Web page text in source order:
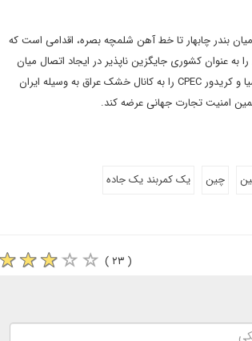
بندر چابهار تا خط آهن شلمچه بصره، اقدامی است که
به عنوان کشوری جایگزین ناپذیر در ایجاد اتصال میان
شرق و غرب جهان تثبیت کند. چنین اقدامی می‌تواند زمینه‌ لازم برای متصل کردن هند، جنوب شرق آسیا و کریدور CPEC را به کانال خشک عراق به وسیله‌ ایران
امنیت تجارت جهانی عرضه کند.
چین یک کمربند یک جاده
( ۲۳ )